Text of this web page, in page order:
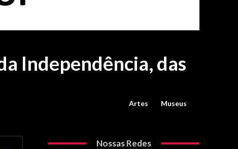
Independência, das
Artes Museus
Nossas Redes